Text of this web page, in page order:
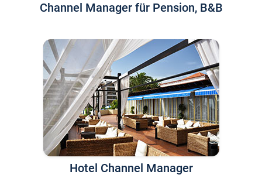
Channel Manager für Pension, B&B
Hotel Channel Manager